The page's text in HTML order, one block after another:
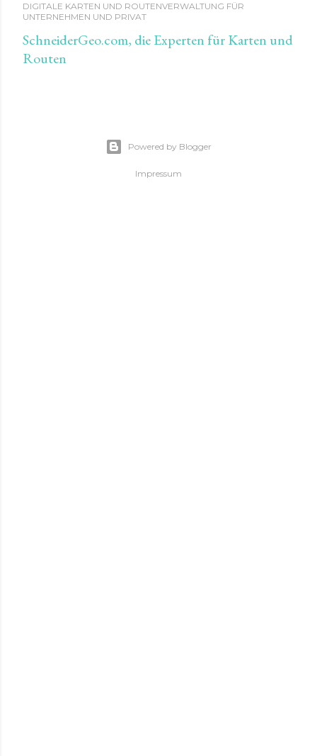
DIGITALE KARTEN UND ROUTENVERWALTUNG FÜR
UNTERNEHMEN UND PRIVAT
SchneiderGeo.com, die Experten für Karten und
Routen
Powered by Blogger
Impressum